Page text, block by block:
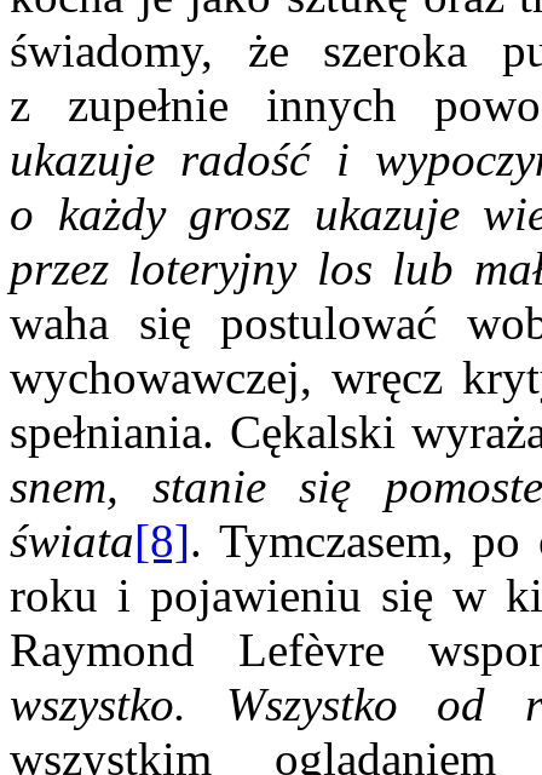
świadomy, że szeroka
z zupełnie innych
ukazuje radość i
o każdy grosz ukazuje
przez loteryjny los lub
waha się postulować
wychowawczej, wręcz
spełniania. Cękalski
snem, stanie się
świata[8]. Tymczasem,
roku i pojawieniu się w
Raymond Lefèvre
wszystko. Wszystko od
wszystkim